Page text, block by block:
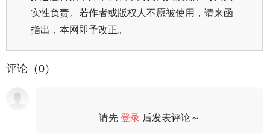
实性负责。若作者或版权人不愿被使用，请来函
指出，本网即予改正。
评论（0）
请先登录 后发表评论～